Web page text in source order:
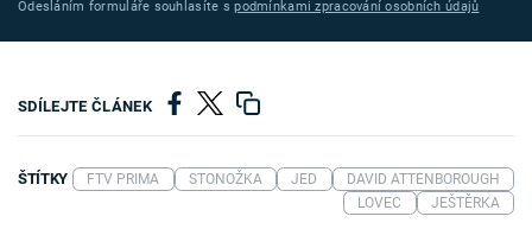
Odesláním formuláře souhlasíte spodmínkami zpracování osobních údajů
SDÍLEJTE ČLÁNEK
ŠTÍTKY FTV PRIMA STONOŽKA JED
DAVID ATTENBOROUGH
LOVEC
JEŠTĚRKA